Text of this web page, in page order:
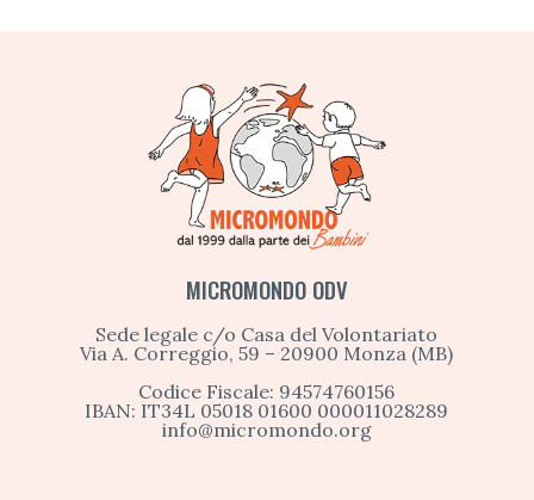
MICROMONDO ODV
Sede legale c/o Casa del Volontariato
Via A. Correggio, 59 – 20900 Monza (MB)
Codice Fiscale: 94574760156
IBAN: IT34L 05018 01600 000011028289
info@micromondo.org